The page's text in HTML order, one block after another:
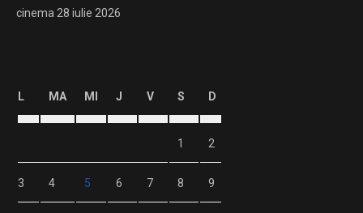
cinema28 iulie 2026
L MA MI J V S D
1 2
3 4 5 6 7 8 9